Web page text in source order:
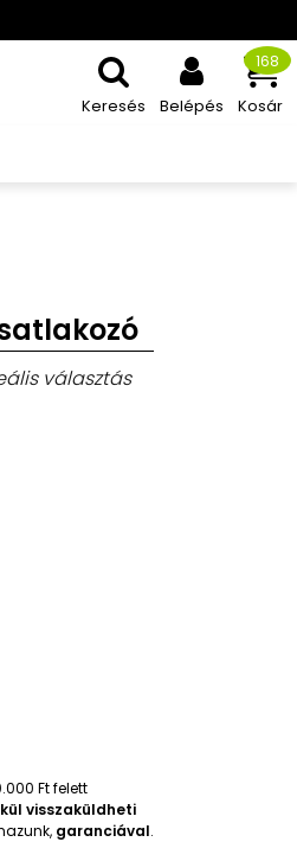
Keresés Belépés Kosár
168
választás
Ft felett
visszaküldheti
garanciával.